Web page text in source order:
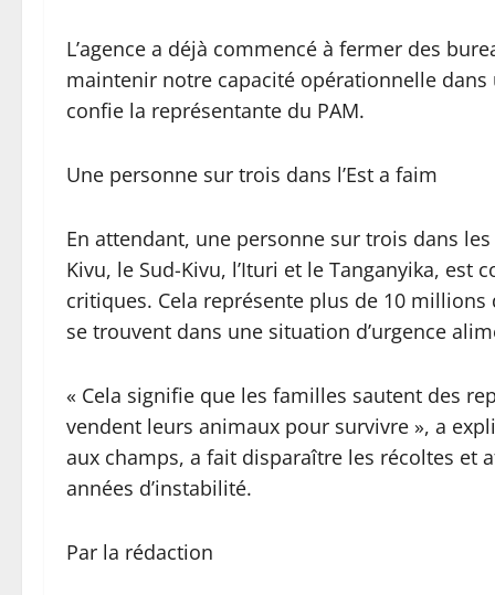
L’agence a déjà commencé à fermer des
maintenir notre capacité opérationnelle
confie la représentante du PAM.
Une personne sur trois dans l’Est a faim
En attendant, une personne sur trois dans
Kivu, le Sud-Kivu, l’Ituri et le Tanganyika,
critiques. Cela représente plus de 10
se trouvent dans une situation d’urgence
« Cela signifie que les familles sautent des
vendent leurs animaux pour survivre », a
aux champs, a fait disparaître les récoltes et
années d’instabilité.
Par la rédaction